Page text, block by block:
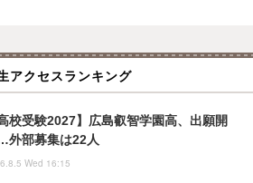
アクセスランキング
高校受験2027】広島叡智学園高、出願開
外部募集は22人
Wed 16:15